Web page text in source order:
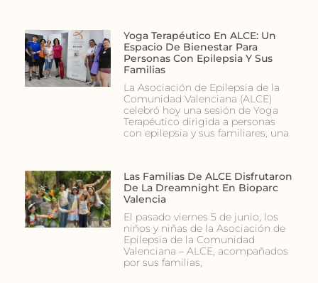
Yoga Terapéutico En ALCE: Un
Espacio De Bienestar Para
Personas Con Epilepsia Y Sus
Familias
La Asociación de Epilepsia de la
Comunidad Valenciana (ALCE)
celebró hoy una sesión de Yoga
Terapéutico dirigida a personas
con epilepsia y sus familiares, una
Las Familias De ALCE Disfrutaron
De La Dreamnight En Bioparc
Valencia
El pasado viernes 5 de junio, los
niños y niñas de la Asociación de
Epilepsia de la Comunidad
Valenciana – ALCE, acompañados
por sus familias,